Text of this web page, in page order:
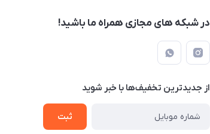
در شبکه های مجازی همراه ما باشید!
از جدید‌ترین تخفیف‌ها با‌ خبر شوید
ثبت